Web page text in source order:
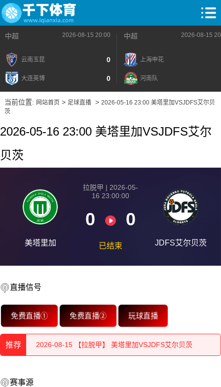
中超 2026-08-15 20:00
云南玉昆 0
大连英博 0
中超 2026-08-15
上海申花
河南队
当前位置: 网站首页> 足球直播> 2026-05-16 23:00 美塔里加VSJDFS艾尔贝
茨
2026-05-16 23:00 美塔里加VSJDFS艾尔
贝茨
美塔里加
拉脱甲 | 2026-05-
16 23:00:00
0 0
已结束 JDFS艾尔贝茨
直播信号
免费直播① 免费直播② 玩球直播
推荐
2026-08-15 【拉脱甲】 美塔里加VSJDFS艾尔贝茨
2026-08-15 【拉脱甲】 美塔里加VSJDFS艾尔贝茨
赛事源